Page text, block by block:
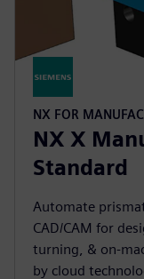
NX FOR
NX X
Standard
Automate
CAD/CAM for
turning, & on-
by cloud